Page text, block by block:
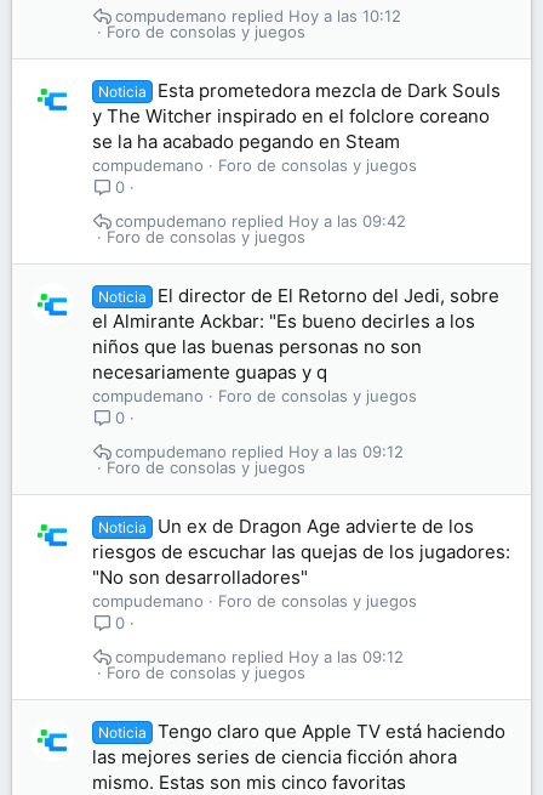
Foro de consolas y juegos
Hoy a las 10:12
compudemano
Noticia
Esta prometedora mezcla de Dark Souls
y The Witcher inspirado en el folclore coreano
se la ha acabado pegando en Steam
compudemano
Foro de consolas y juegos
0
Foro de consolas y juegos
Hoy a las 09:42
compudemano
Noticia
El director de El Retorno del Jedi, sobre
el Almirante Ackbar: "Es bueno decirles a los
niños que las buenas personas no son
necesariamente guapas y q
compudemano
Foro de consolas y juegos
0
Foro de consolas y juegos
Hoy a las 09:12
compudemano
Noticia
Un ex de Dragon Age advierte de los
riesgos de escuchar las quejas de los jugadores:
"No son desarrolladores"
compudemano
Foro de consolas y juegos
0
Foro de consolas y juegos
Hoy a las 09:12
compudemano
Noticia
Tengo claro que Apple TV está haciendo
las mejores series de ciencia ficción ahora
mismo. Estas son mis cinco favoritas